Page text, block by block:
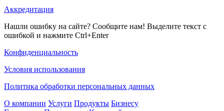
Аккредитация
Нашли ошибку на сайте? Сообщите нам! Выделите текст с
ошибкой и нажмите Ctrl+Enter
Конфиденциальность
Условия использования
Политика обработки персональных данных
О компании Услуги Продукты Бизнесу